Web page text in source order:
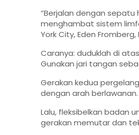
“Berjalan dengan
menghambat sistem
York City, Eden
Caranya: duduklah di
Gunakan jari tangan
Gerakan kedua
dengan arah berlawanan.
Lalu, fleksibelkan badan
gerakan memutar dan